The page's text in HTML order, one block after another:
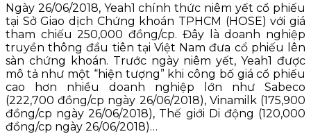
Ngày 26/06/2018, Yeah1 chính thức niêm yết cổ phiếu
tại Sở Giao dịch Chứng khoán TPHCM (HOSE) với giá
tham chiếu 250,000 đồng/cp. Đây là doanh nghiệp
truyền thông đầu tiên tại Việt Nam đưa cổ phiếu lên
sàn chứng khoán. Trước ngày niêm yết, Yeah1 được
mô tả như một “hiện tượng” khi công bố giá cổ phiếu
cao hơn nhiều doanh nghiệp lớn như Sabeco
(222,700 đồng/cp ngày 26/06/2018), Vinamilk (175,900
đồng/cp ngày 26/06/2018), Thế giới Di động (120,000
đồng/cp ngày 26/06/2018)…